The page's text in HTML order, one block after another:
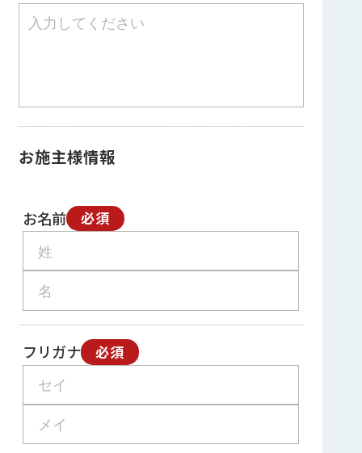
お施主様情報
お名前 必須
フリガナ 必須